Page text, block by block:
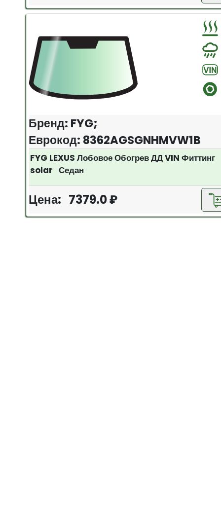
Бренд: FYG;
Еврокод: 8362AGSGNHMVW1B
FYG LEXUS Лобовое Обогрев ДД VIN Фиттинг
solar Седан
Цена: 7379.0 ₽